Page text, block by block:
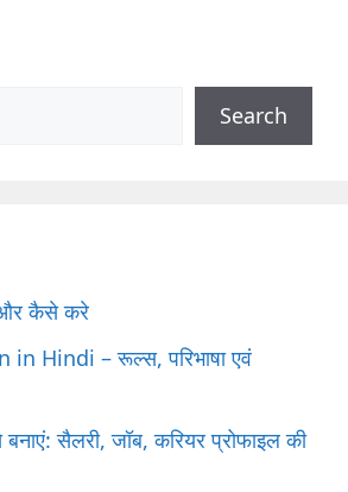
Search
और कैसे करे
Hindi – रूल्स, परिभाषा एवं
सैलरी, जॉब, करियर प्रोफाइल की